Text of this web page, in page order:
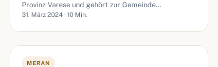
Provinz Varese und gehört zur Gemeinde…
31. März 2024 · 10 Min.
MERAN